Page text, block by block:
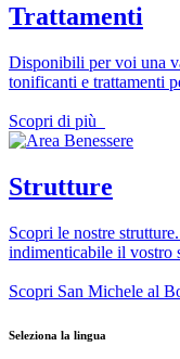
Trattamenti
Disponibili per voi una
tonificanti e trattamenti
Scopri di più
Strutture
Scopri le nostre
indimenticabile il vostro
Scopri San Michele al
Seleziona la lingua